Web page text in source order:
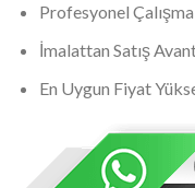
Profesyonel
İmalattan Satış
En Uygun Fiyat